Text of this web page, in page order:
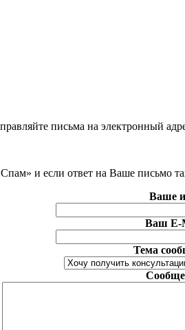
письма на электронный
«Спам» и если ответ на Ваше
Ваше
Ваш E-
Тема